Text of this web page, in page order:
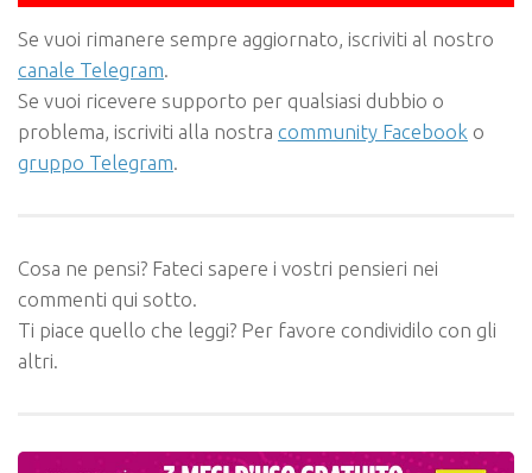
Se vuoi rimanere sempre aggiornato, iscriviti al nostro
canale Telegram.
Se vuoi ricevere supporto per qualsiasi dubbio o
problema, iscriviti alla nostra community Facebook o
gruppo Telegram.
Cosa ne pensi? Fateci sapere i vostri pensieri nei
commenti qui sotto.
Ti piace quello che leggi? Per favore condividilo con gli
altri.